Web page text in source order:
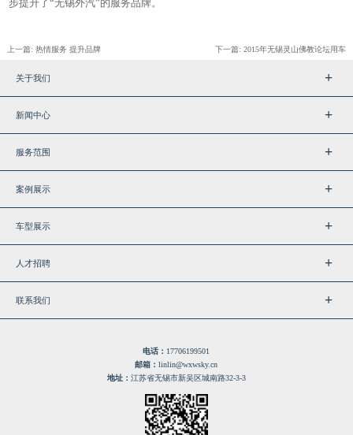
步提升了“无锡外汽”的服务品牌。
上一篇: 热情服务 提升品牌 下一篇:2015年无锡灵山佛教论坛用车
关于我们
新闻中心
服务范围
案例展示
车型展示
人才招聘
联系我们
电话： 17706199501
邮箱：linlin@wxwsky.cn
地址： 江苏省无锡市新吴区城南路32-3-3